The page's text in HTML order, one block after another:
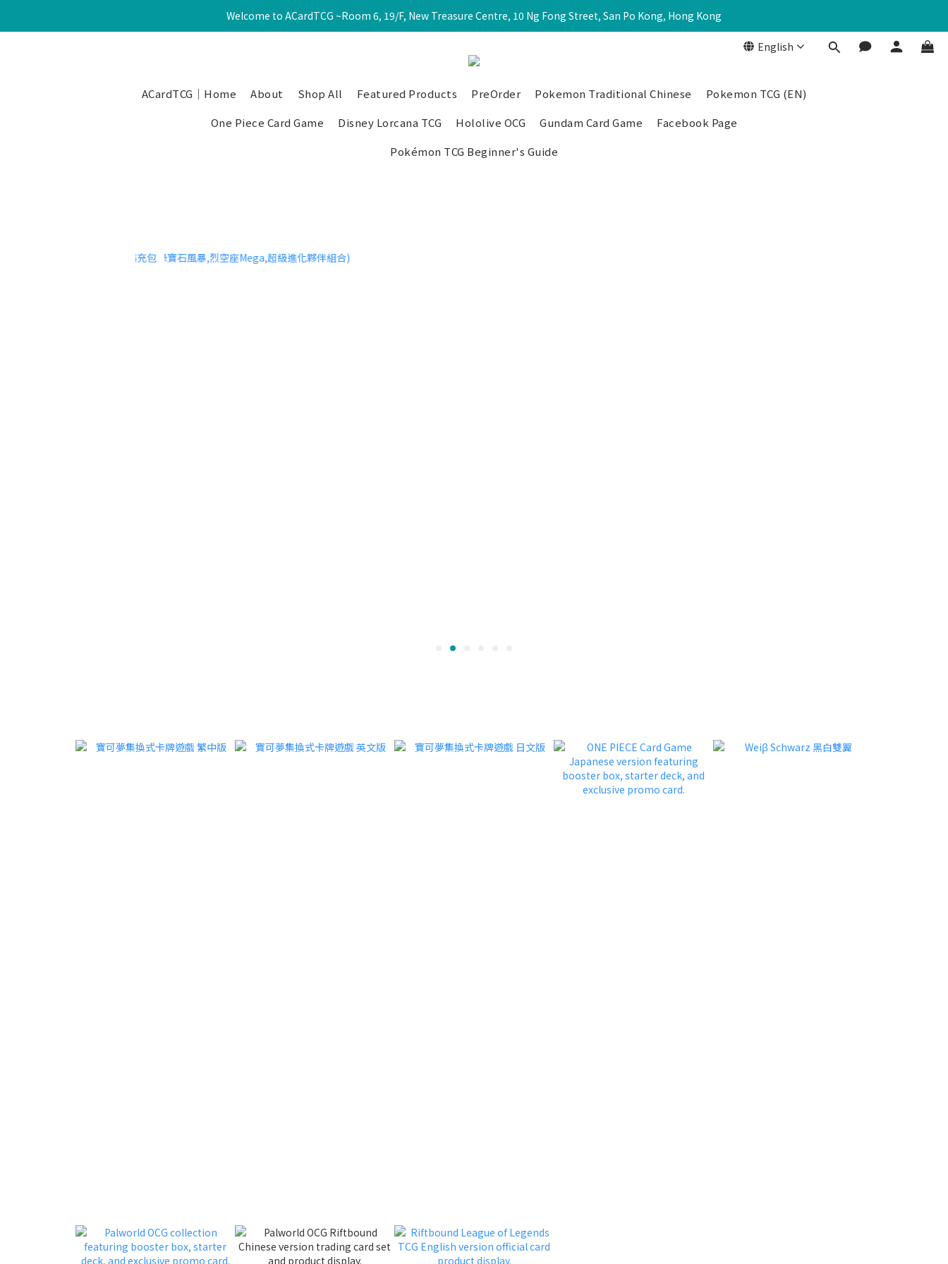
Welcome to ACardTCG ~Room 6, 19/F, New Treasure Centre, 10 Ng Fong Street, San Po Kong, Hong Kong
English
ACardTCG｜Home About Shop All Featured Products PreOrder Pokemon Traditional Chinese
Pokemon TCG (EN)
One Piece Card Game
Disney Lorcana TCG Hololive OCG Gundam Card Game
Facebook Page
Pokémon TCG Beginner's Guide